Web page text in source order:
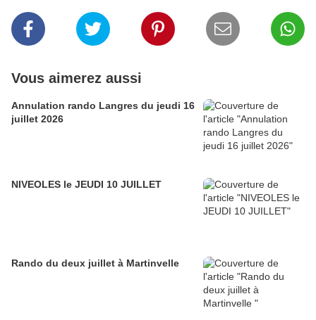
Vous aimerez aussi
Annulation rando Langres du jeudi 16
juillet 2026
NIVEOLES le JEUDI 10 JUILLET
Rando du deux juillet à Martinvelle